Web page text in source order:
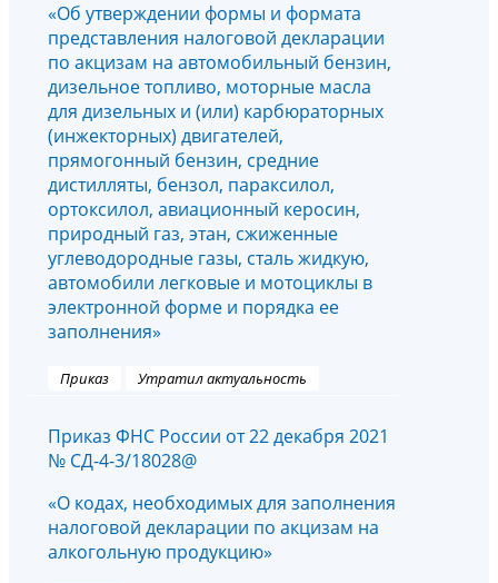
«Об утверждении формы и формата
представления налоговой декларации
по акцизам на автомобильный бензин,
дизельное топливо, моторные масла
для дизельных и (или) карбюраторных
(инжекторных) двигателей,
прямогонный бензин, средние
дистилляты, бензол, параксилол,
ортоксилол, авиационный керосин,
природный газ, этан, сжиженные
углеводородные газы, сталь жидкую,
автомобили легковые и мотоциклы в
электронной форме и порядка ее
заполнения»
Приказ Утратил актуальность
Приказ ФНС России от 22 декабря 2021
№ СД-4-3/18028@
«О кодах, необходимых для заполнения
налоговой декларации по акцизам на
алкогольную продукцию»